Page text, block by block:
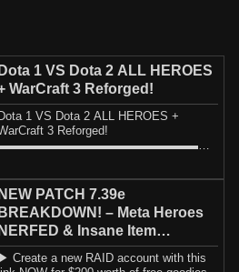
Dota 1 VS Dota 2 ALL HEROES
WarCraft 3 Reforged!
Dota 1 VS Dota 2 ALL HEROES +
3 Reforged!
NEW PATCH 7.39e
BREAKDOWN! – Meta Heroes
NERFED & Insane Item
– Dota 2 Update
▶ Create a new RAID account with this